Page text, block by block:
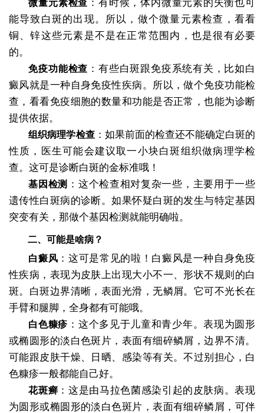
微量元素检查 ：有时候，体内微量元素的失衡也可
能导致白斑的出现。所以，做个微量元素检查，看看
铜、锌这些元素是不是在正常范围内，也是很有必要
的。
免疫功能检查 ：有些白斑跟免疫系统有关，比如白
癜风就是一种自身免疫性疾病。所以，做个免疫功能检
查，看看免疫细胞的数量和功能是否正常，也能为诊断
提供依据。
组织病理学检查：如果前面的检查还不能确定白斑的
性质，医生可能会建议取一小块白斑组织做病理学检
查。这可是诊断白斑的金标准哦！
基因检测
：这个检查相对复杂一些，主要用于一些
遗传性白斑病的诊断。如果怀疑白斑的发生与特定基因
突变有关，那做个基因检测就能明确啦。
二、可能是啥病？
白癜风 ：这可是常见的啦！白癜风是一种自身免疫
性疾病，表现为皮肤上出现大小不一、形状不规则的白
斑。白斑边界清晰，表面光滑，无鳞屑。它可不光长在
手臂和腿脚，全身都有可能哦。
白色糠疹 ：这个多见于儿童和青少年。表现为圆形
或椭圆形的淡白色斑片，表面有细碎鳞屑，边界不清。
可能跟皮肤干燥、日晒、感染等有关。不过别担心，白
色糠疹一般都能自己好。
花斑癣 ：这是由马拉色菌感染引起的皮肤病。表现
为圆形或椭圆形的淡白色斑片，表面有细碎鳞屑，可伴